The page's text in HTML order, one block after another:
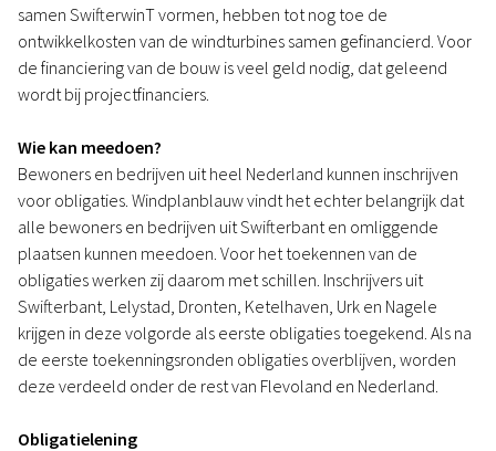
samen SwifterwinT vormen, hebben tot nog toe de
ontwikkelkosten van de windturbines samen gefinancierd. Voor
de financiering van de bouw is veel geld nodig, dat geleend
wordt bij projectfinanciers.
Wie kan meedoen?
Bewoners en bedrijven uit heel Nederland kunnen inschrijven
voor obligaties. Windplanblauw vindt het echter belangrijk dat
alle bewoners en bedrijven uit Swifterbant en omliggende
plaatsen kunnen meedoen. Voor het toekennen van de
obligaties werken zij daarom met schillen. Inschrijvers uit
Swifterbant, Lelystad, Dronten, Ketelhaven, Urk en Nagele
krijgen in deze volgorde als eerste obligaties toegekend. Als na
de eerste toekenningsronden obligaties overblijven, worden
deze verdeeld onder de rest van Flevoland en Nederland.
Obligatielening